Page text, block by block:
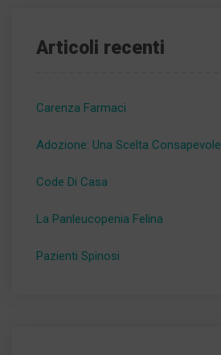
Articoli recenti
Carenza Farmaci
Adozione: Una Scelta Consapevole
Code Di Casa
La Panleucopenia Felina
Pazienti Spinosi